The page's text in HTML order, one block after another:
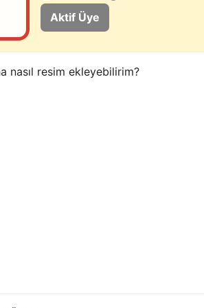
Aktif Üye
nasıl resim ekleyebilirim?